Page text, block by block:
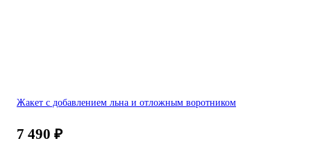
Жакет с добавлением льна и отложным воротником
7 490 ₽